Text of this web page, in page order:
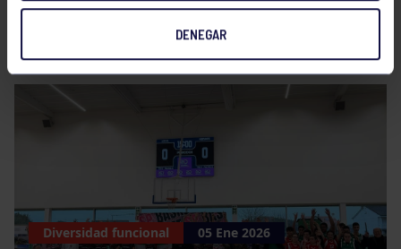
DENEGAR
Diversidad funcional 05 Ene 2026